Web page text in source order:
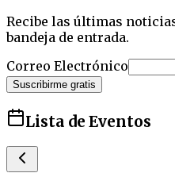
Recibe las últimas
bandeja de entrada.
Correo Electrónico
Suscribirme gratis
Lista de Eventos